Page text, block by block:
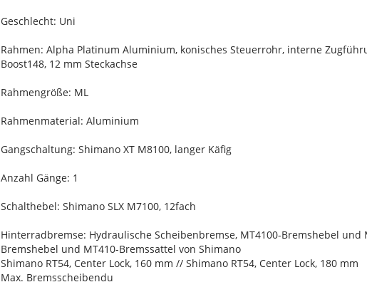
Geschlecht: Uni
Rahmen: Alpha Platinum Aluminium, konisches Steuerrohr, interne
Boost148, 12 mm Steckachse
Rahmengröße: ML
Rahmenmaterial: Aluminium
Gangschaltung: Shimano XT M8100, langer Käfig
Anzahl Gänge: 1
Schalthebel: Shimano SLX M7100, 12fach
Hinterradbremse: Hydraulische Scheibenbremse, MT4100-Bremshebel
Bremshebel und MT410-Bremssattel von Shimano
Shimano RT54, Center Lock, 160 mm // Shimano RT54, Center Lock, 180 mm
Max. Bremsscheibendu